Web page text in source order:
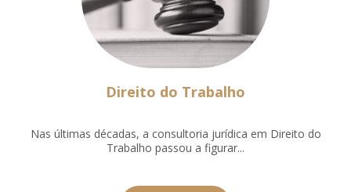
Direito do Trabalho
Nas últimas décadas, a consultoria jurídica em Direito do
Trabalho passou a figurar...